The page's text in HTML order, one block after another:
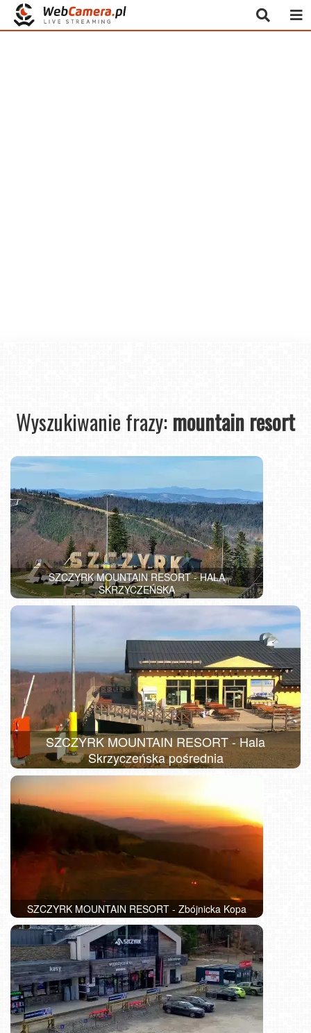
Wyszukiwanie frazy: mountain resort
SZCZYRK MOUNTAIN RESORT - HALA
SKRZYCZEŃSKA
SZCZYRK MOUNTAIN RESORT - Hala
Skrzyczeńska pośrednia
SZCZYRK MOUNTAIN RESORT - Zbójnicka Kopa